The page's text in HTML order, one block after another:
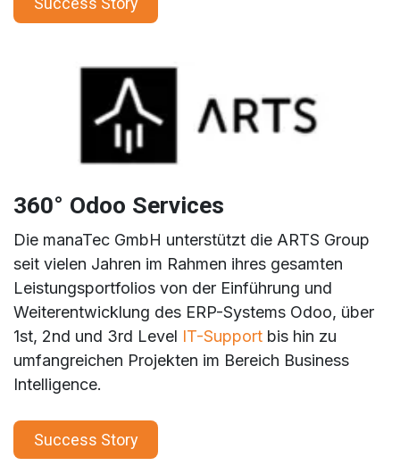
360° Odoo Services
Die manaTec GmbH unterstützt die ARTS Group
seit vielen Jahren im Rahmen ihres gesamten
Leistungsportfolios von der Einführung und
Weiterentwicklung des ERP-Systems Odoo, über
1st, 2nd und 3rd Level IT-Support bis hin zu
umfangreichen Projekten im Bereich Business
Intelligence.
Success Story